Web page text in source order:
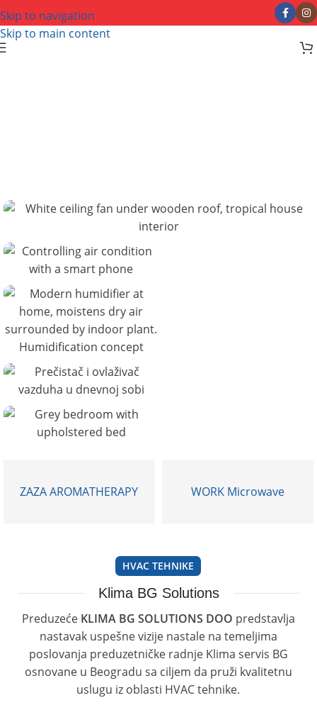
Skip to navigation
Skip to main content
VENTILACIJA
26 proizvoda
POKRETNE
KLIME(CAC)
17 proizvoda
OVLAŽIVAČI
VAZDUHA
28 proizvoda
ODVLAŽIVAČI
VAZDUHA
ZAZA AROMATHERAPY WORK Microwave
HVAC TEHNIKE
Klima BG Solutions
Preduzeće KLIMA BG SOLUTIONS DOO predstavlja
nastavak uspešne vizije nastale na temeljima
poslovanja preduzetničke radnje Klima servis BG
osnovane u Beogradu sa ciljem da pruži kvalitetnu
uslugu iz oblasti HVAC tehnike.